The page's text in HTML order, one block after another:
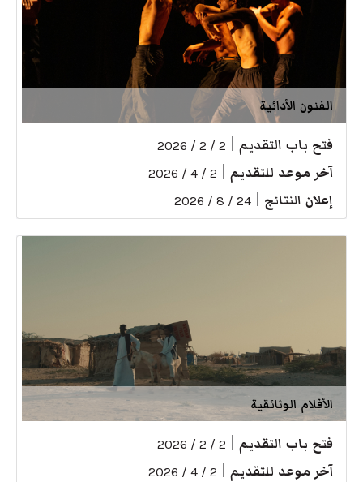
الفنون الأدائية
فتح باب التقديم 2 / 2 / 2026
آخر موعد للتقديم 2 / 4 / 2026
إعلان النتائج 24 / 8 / 2026
الأفلام الوثائقية
فتح باب التقديم 2 / 2 / 2026
آخر موعد للتقديم 2 / 4 / 2026